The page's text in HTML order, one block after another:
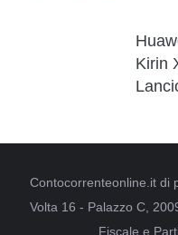
Kirin
Contocorrenteonline.it di
Volta 16 - Palazzo C,
Fiscale e